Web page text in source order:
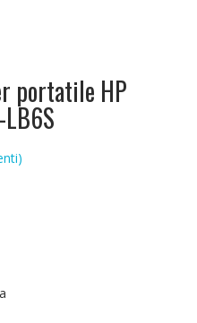
portatile HP